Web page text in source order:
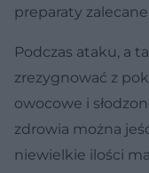
preparaty
Podczas ataku, a
zrezygnować z
owocowe i
zdrowia można
niewielkie ilości